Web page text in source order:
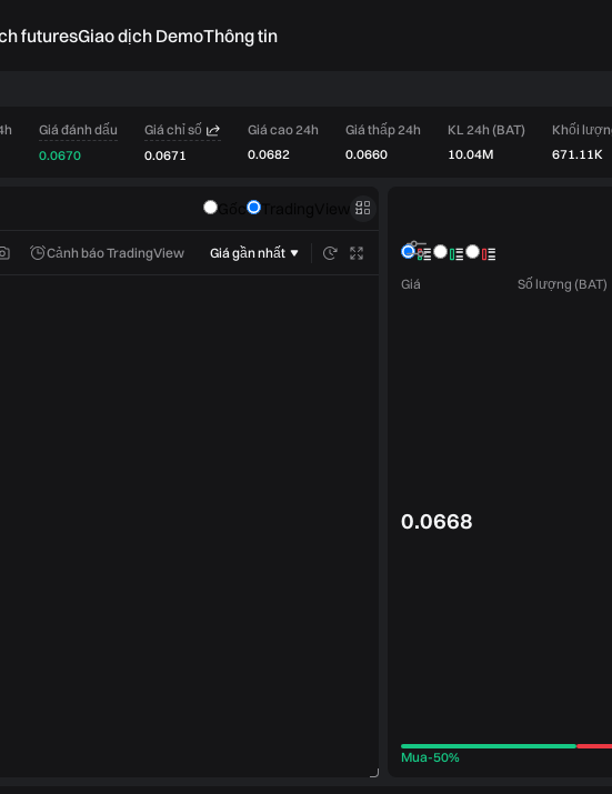
futures‌Giao dịch DemoThông tin
Giá đánh dấu
0.0670
Giá chỉ số
0.0671
Giá cao 24h
0.0682
Giá thấp 24h
0.0660
KL 24h (BAT)
10.04M
Khối
671.11K
Giá
Số lượng (BAT)
0.0668
Mua-50%
Cảnh báo TradingView Giá gần nhất